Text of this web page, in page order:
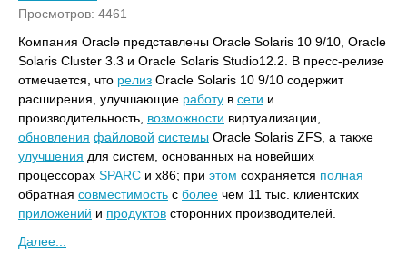
Просмотров: 4461
Компания Oracle представлены Oracle Solaris 10 9/10, Oracle
Solaris Cluster 3.3 и Oracle Solaris Studio12.2. В пресс-релизе
отмечается, что релиз Oracle Solaris 10 9/10 содержит
расширения, улучшающие работу в сети и
производительность, возможности виртуализации,
обновления файловой системы Oracle Solaris ZFS, а также
улучшения для систем, основанных на новейших
процессорах SPARC и x86; при этом сохраняется полная
обратная совместимость с более чем 11 тыс. клиентских
приложений и продуктов сторонних производителей.
Далее...